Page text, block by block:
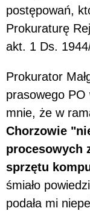
postępowań,
Prokuraturę
akt. 1 Ds.
Prokurator
prasowego PO
mnie, że w
Chorzowie
procesowych
sprzętu
śmiało
podała mi